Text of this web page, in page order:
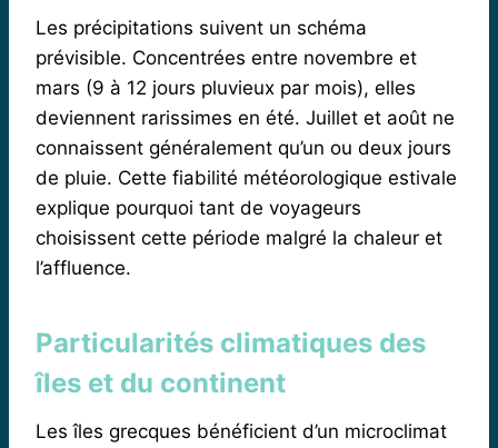
Les précipitations suivent un schéma
prévisible. Concentrées entre novembre et
mars (9 à 12 jours pluvieux par mois), elles
deviennent rarissimes en été. Juillet et août ne
connaissent généralement qu’un ou deux jours
de pluie. Cette fiabilité météorologique estivale
explique pourquoi tant de voyageurs
choisissent cette période malgré la chaleur et
l’affluence.
Particularités climatiques des
îles et du continent
Les îles grecques bénéficient d’un microclimat